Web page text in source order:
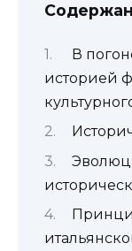
В
историей